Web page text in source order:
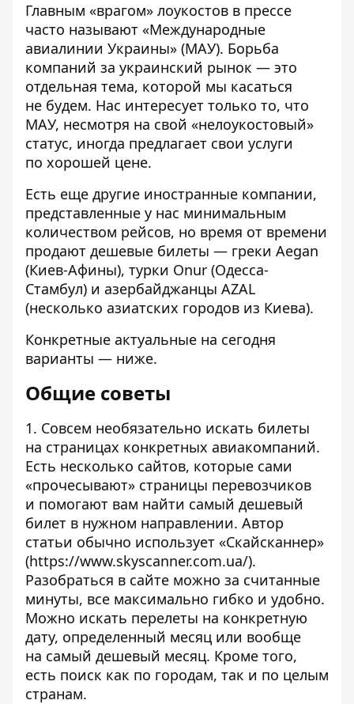
Главным «врагом» лоукостов в прессе
часто называют «Международные
авиалинии Украины» (МАУ). Борьба
компаний за украинский рынок — это
отдельная тема, которой мы касаться
не будем. Нас интересует только то, что
МАУ, несмотря на свой «нелоукостовый»
статус, иногда предлагает свои услуги
по хорошей цене.
Есть еще другие иностранные компании,
представленные у нас минимальным
количеством рейсов, но время от времени
продают дешевые билеты — греки Aegan
(Киев-Афины), турки Onur (Одесса-
Стамбул) и азербайджанцы AZAL
(несколько азиатских городов из Киева).
Конкретные актуальные на сегодня
варианты — ниже.
Общие советы
1. Совсем необязательно искать билеты
на страницах конкретных авиакомпаний.
Есть несколько сайтов, которые сами
«прочесывают» страницы перевозчиков
и помогают вам найти самый дешевый
билет в нужном направлении. Автор
статьи обычно использует «Скайсканнер»
(https://www.skyscanner.com.ua/).
Разобраться в сайте можно за считанные
минуты, все максимально гибко и удобно.
Можно искать перелеты на конкретную
дату, определенный месяц или вообще
на самый дешевый месяц. Кроме того,
есть поиск как по городам, так и по целым
странам.